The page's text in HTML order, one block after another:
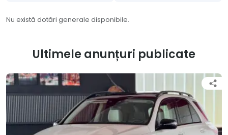
Nu există dotări generale disponibile.
Ultimele anunțuri publicate